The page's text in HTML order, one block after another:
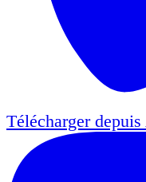
Télécharger depuis